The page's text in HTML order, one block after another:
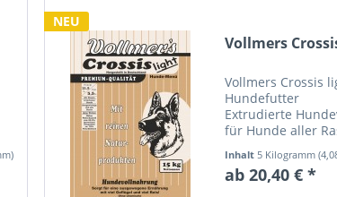
NEU
Vollmers
Vollmers Crossis
Hundefutter
Extrudierte
für Hunde aller
auch für alternde,
übergewichtige
Inhalt5 Kilogramm
ab 20,40 € *